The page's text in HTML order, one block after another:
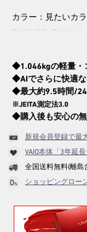
カラー： 見たいカ
◆1.046kgの軽量・
◆AIでさらに快適
◆最大約9.5時間/
※JEITA測定法3.0
◆購入後も安心の
新規会員登録で最
VAIO本体「3年延
全国送料無料(離島
ショッピングロー